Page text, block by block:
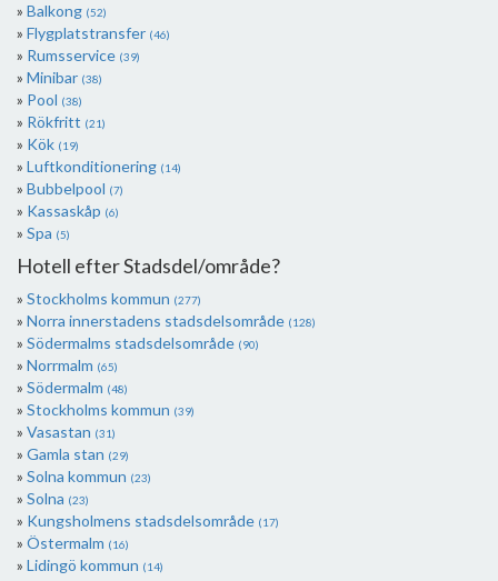
Balkong (52)
Flygplatstransfer (46)
Rumsservice (39)
Minibar (38)
Pool (38)
Rökfritt (21)
Kök (19)
Luftkonditionering (14)
Bubbelpool (7)
Kassaskåp (6)
Spa (5)
Hotell efter Stadsdel/område?
Stockholms kommun (277)
Norra innerstadens stadsdelsområde (128)
Södermalms stadsdelsområde (90)
Norrmalm (65)
Södermalm (48)
Stockholms kommun (39)
Vasastan (31)
Gamla stan (29)
Solna kommun (23)
Solna (23)
Kungsholmens stadsdelsområde (17)
Östermalm (16)
Lidingö kommun (14)